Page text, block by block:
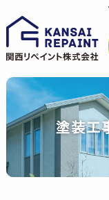
塗装工